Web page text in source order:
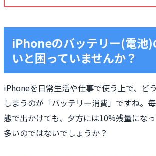
iPhoneのバッテリー(電池)
いと困っていませんか？
iPhoneを日常生活や仕事で使う上で、ど
しまうのが「バッテリー消費」ですね。
態で出かけても、夕方には10%残量にな
多いのではないでしょうか？